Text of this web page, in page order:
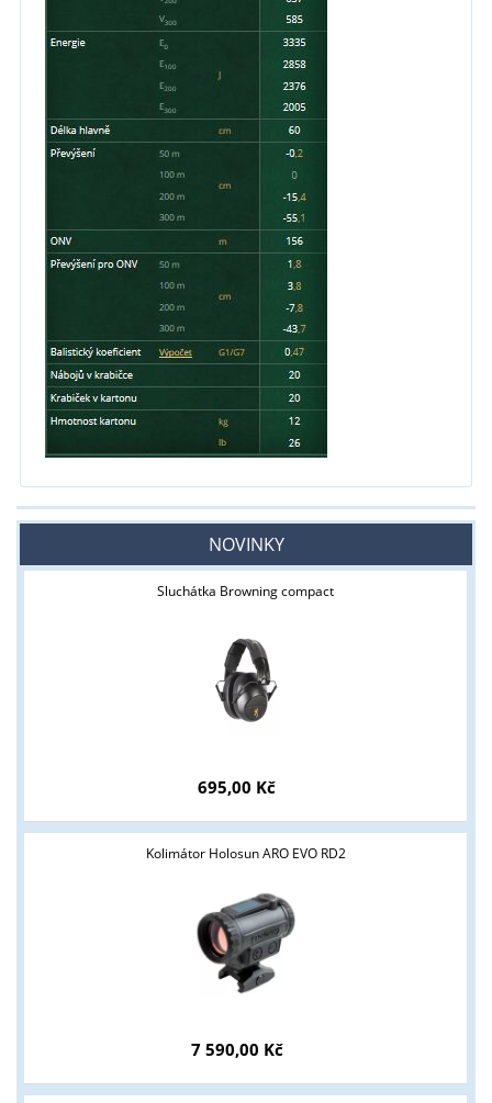
NOVINKY
Sluchátka Browning compact
695,00 Kč
Kolimátor Holosun ARO EVO RD2
7 590,00 Kč
Tyto stránky jsou určeny pouze odborné veřejnosti od 18 let a